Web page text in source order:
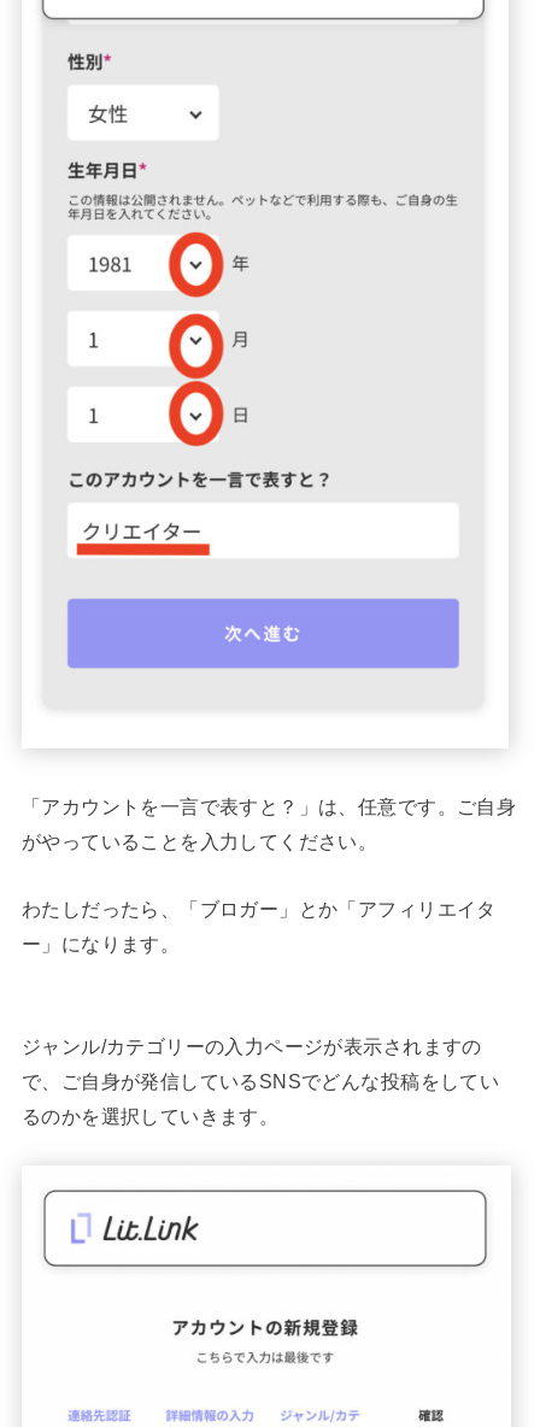
「アカウントを一言で表すと？」は、任意です。ご自身
がやっていることを入力してください。
わたしだったら、「ブロガー」とか「アフィリエイタ
ー」になります。
ジャンル/カテゴリーの入力ページが表示されますの
で、ご自身が発信しているSNSでどんな投稿をしてい
るのかを選択していきます。